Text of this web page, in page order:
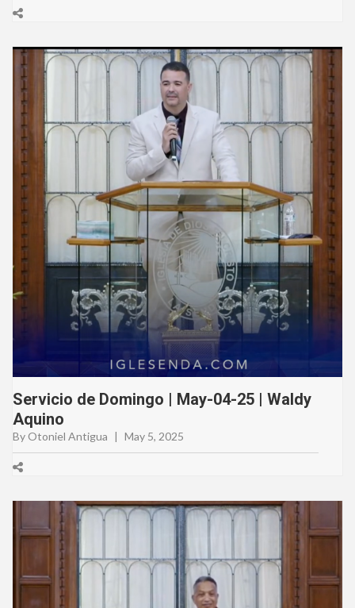
Servicio de Domingo | May-04-25 | Waldy
Aquino
By Otoniel Antigua | May 5, 2025